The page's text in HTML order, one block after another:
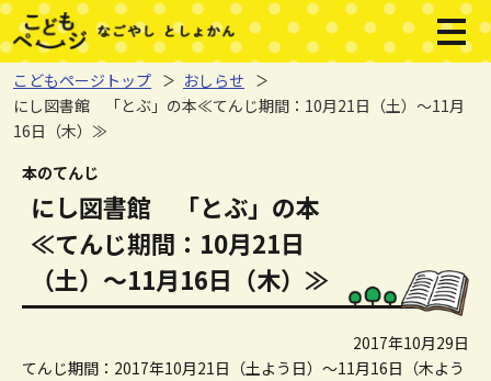
ページの先頭です。
本文へジャンプする。
メニ
こどもページトップ
おしらせ
にし図書館 「とぶ」の本≪てんじ期間：10月21日（土）～11月
16日（木）≫
ここから本文です。
本のてんじ
にし図書館 「とぶ」の本
≪てんじ期間：10月21日
（土）～11月16日（木）≫
2017年10月29日
てんじ期間：2017年10月21日（土よう日）～11月16日（木よう